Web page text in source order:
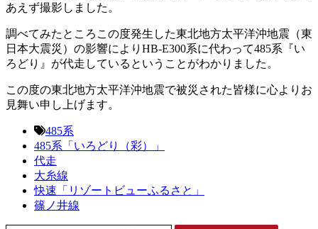
あえず撮影しました。
調べてみたところこの度発生した東北地方太平洋沖地震（東
日本大震災）の影響によりHB-E300系に代わって485系『い
ろどり』が代走しているということがわかりました。
この度の東北地方太平洋沖地震で被災された皆様に心よりお
見舞い申し上げます。
485系
485系「いろどり（彩）」
代走
大糸線
快速「リゾートビューふるさと」
篠ノ井線